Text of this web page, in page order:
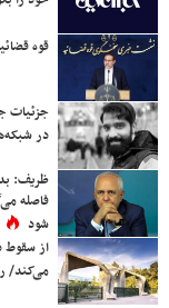
قوه
جزئیات
در
ظریف:
فاصله
شود
می‌کند/